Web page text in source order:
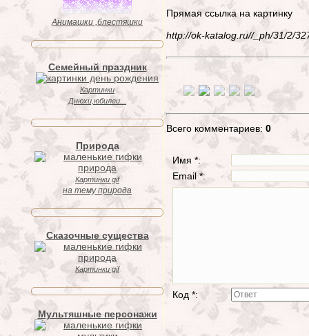
Анимашки ,блестяшки
Семейный праздник
Картинки
Днюхи,юбилеи...
Природа
Картинки gif
на тему природа
Сказочные существа
Картинки gif
Мультяшные персонажи
Прямая ссылка на картинку
http://ok-katalog.ru//_ph/31/2/
Всего комментариев: 0
Имя *:
Email *:
Код *: